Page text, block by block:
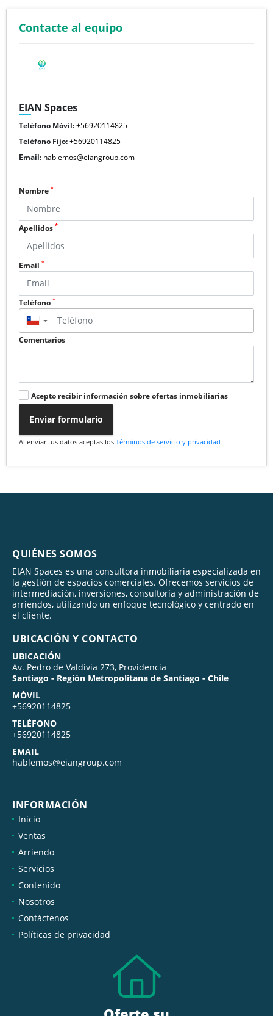
Contacte al equipo
EIAN Spaces
Teléfono Móvil:+56920114825
Teléfono Fijo:+56920114825
Email: hablemos@eiangroup.com
Nombre *
Apellidos *
Email *
Teléfono *
▼
Comentarios
Acepto recibir información sobre ofertas inmobiliarias
Enviar formulario
Al enviar tus datos aceptas los Términos de servicio y privacidad
QUIÉNES SOMOS
EIAN Spaces es una consultora inmobiliaria especializada en
la gestión de espacios comerciales. Ofrecemos servicios de
intermediación, inversiones, consultoría y administración de
arriendos, utilizando un enfoque tecnológico y centrado en
el cliente.
UBICACIÓN Y CONTACTO
UBICACIÓN
Av. Pedro de Valdivia 273, Providencia
Santiago - Región Metropolitana de Santiago - Chile
MÓVIL
+56920114825
TELÉFONO
+56920114825
EMAIL
hablemos@eiangroup.com
INFORMACIÓN
Inicio
Ventas
Arriendo
Servicios
Contenido
Nosotros
Contáctenos
Políticas de privacidad